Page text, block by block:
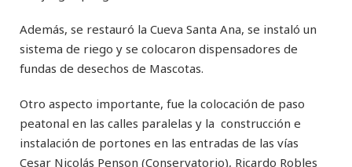
Además, se restauró la Cueva Santa Ana, se instaló un
sistema de riego y se colocaron dispensadores de
fundas de desechos de Mascotas.
Otro aspecto importante, fue la colocación de paso
peatonal en las calles paralelas y la construcción e
instalación de portones en las entradas de las vías
Cesar Nicolás Penson (Conservatorio), Ricardo Robles